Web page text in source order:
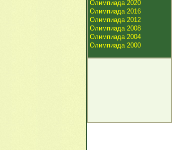
Олимпиада 2020
Олимпиада 2016
Олимпиада 2012
Олимпиада 2008
Олимпиада 2004
Олимпиада 2000